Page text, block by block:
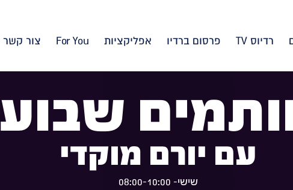
רדיוס TV פרסום ברדיו אפליקציות For You צור קשר
שבוע
עם יורם מוקדי
שישי- 08:00-10:00